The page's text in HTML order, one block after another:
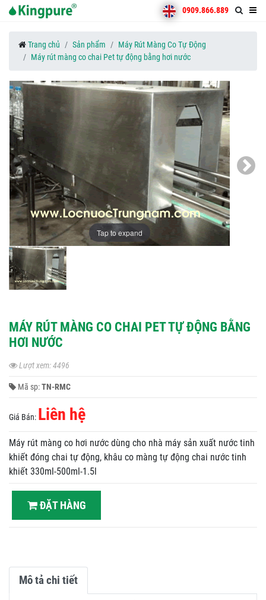
0909.866.889
Trang chủ Sản phẩm
Máy Rút Màng Co Tự Động
Máy rút màng co chai Pet tự động bằng hơi nước
Tap to expand
MÁY RÚT MÀNG CO CHAI PET TỰ ĐỘNG BẰNG
HƠI NƯỚC
Lượt xem: 4496
Mã sp:TN-RMC
Giá Bán: Liên hệ
Máy rút màng co hơi nước dùng cho nhà máy sản xuất nước tinh
khiết đóng chai tự động, khâu co màng tự động chai nước tinh
khiết 330ml-500ml-1.5l
ĐẶT HÀNG
Mô tả chi tiết